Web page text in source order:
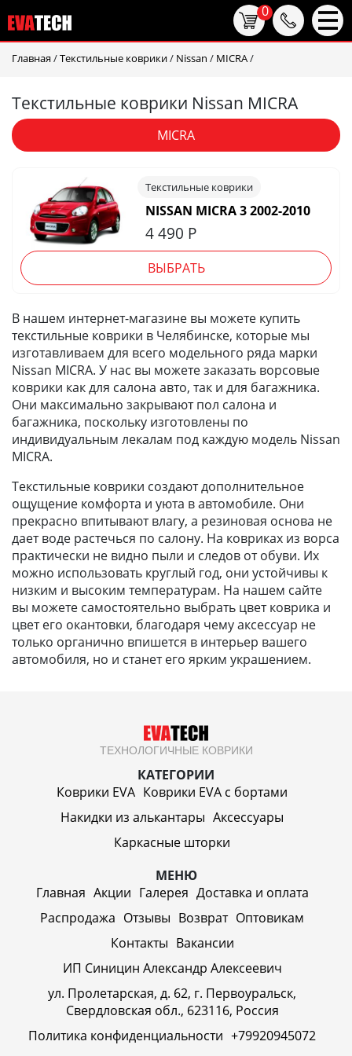
Главная /Текстильные коврики/ Nissan / MICRA/
Текстильные коврики Nissan MICRA
MICRA
Текстильные коврики
NISSAN MICRA 3 2002-2010
4 490 Р
ВЫБРАТЬ
В нашем интернет-магазине вы можете купить
текстильные коврики в Челябинске, которые мы
изготавливаем для всего модельного ряда марки
Nissan MICRA. У нас вы можете заказать ворсовые
коврики как для салона авто, так и для багажника.
Они максимально закрывают пол салона и
багажника, поскольку изготовлены по
индивидуальным лекалам под каждую модель Nissan
MICRA.
Текстильные коврики создают дополнительное
ощущение комфорта и уюта в автомобиле. Они
прекрасно впитывают влагу, а резиновая основа не
дает воде растечься по салону. На ковриках из ворса
практически не видно пыли и следов от обуви. Их
можно использовать круглый год, они устойчивы к
низким и высоким температурам. На нашем сайте
вы можете самостоятельно выбрать цвет коврика и
цвет его окантовки, благодаря чему аксессуар не
только органично впишется в интерьер вашего
автомобиля, но и станет его ярким украшением.
ТЕХНОЛОГИЧНЫЕ КОВРИКИ
КАТЕГОРИИ
Коврики EVA Коврики EVA c бортами
Накидки из алькантары Аксессуары
Каркасные шторки
МЕНЮ
Главная Акции Галерея Доставка и оплата
Распродажа Отзывы Возврат Оптовикам
Контакты Вакансии
ИП Синицин Александр Алексеевич
ул. Пролетарская, д. 62, г. Первоуральск,
Свердловская обл., 623116, Россия
Политика конфиденциальности +79920945072
0